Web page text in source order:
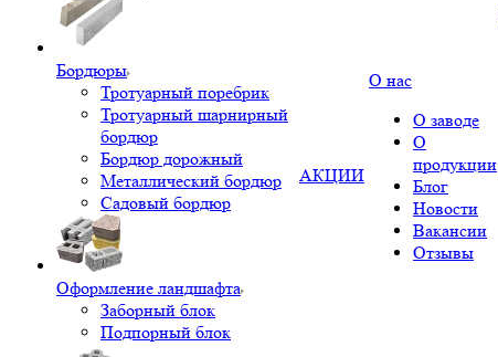
Бордюры
Тротуарный поребрик
Тротуарный шарнирный
бордюр
Бордюр дорожный
Металлический бордюр
Садовый бордюр
Оформление ландшафта
Заборный блок
Подпорный блок
АКЦИИ
О нас
О заводе
О
продукции
Блог
Новости
Вакансии
Отзывы